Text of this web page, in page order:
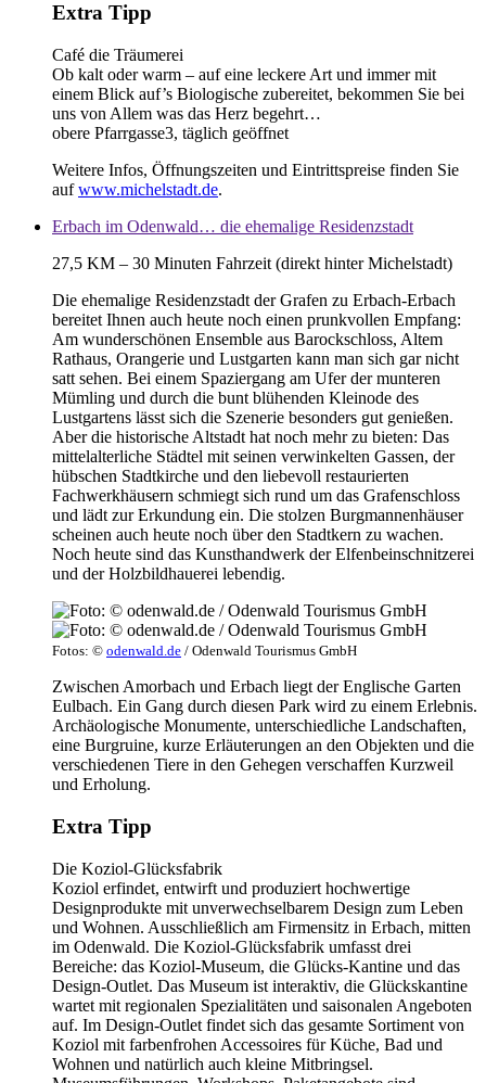
Extra Tipp
Café die Träumerei
Ob kalt oder warm – auf eine leckere Art und immer mit
einem Blick auf’s Biologische zubereitet, bekommen Sie bei
uns von Allem was das Herz begehrt…
obere Pfarrgasse3, täglich geöffnet
Weitere Infos, Öffnungszeiten und Eintrittspreise finden Sie
aufwww.michelstadt.de.
Erbach im Odenwald… die ehemalige Residenzstadt
27,5 KM – 30 Minuten Fahrzeit (direkt hinter Michelstadt)
Die ehemalige Residenzstadt der Grafen zu Erbach-Erbach
bereitet Ihnen auch heute noch einen prunkvollen Empfang:
Am wunderschönen Ensemble aus Barockschloss, Altem
Rathaus, Orangerie und Lustgarten kann man sich gar nicht
satt sehen. Bei einem Spaziergang am Ufer der munteren
Mümling und durch die bunt blühenden Kleinode des
Lustgartens lässt sich die Szenerie besonders gut genießen.
Aber die historische Altstadt hat noch mehr zu bieten: Das
mittelalterliche Städtel mit seinen verwinkelten Gassen, der
hübschen Stadtkirche und den liebevoll restaurierten
Fachwerkhäusern schmiegt sich rund um das Grafenschloss
und lädt zur Erkundung ein. Die stolzen Burgmannenhäuser
scheinen auch heute noch über den Stadtkern zu wachen.
Noch heute sind das Kunsthandwerk der Elfenbeinschnitzerei
und der Holzbildhauerei lebendig.
Fotos: © odenwald.de / Odenwald Tourismus GmbH
Zwischen Amorbach und Erbach liegt der Englische Garten
Eulbach. Ein Gang durch diesen Park wird zu einem Erlebnis.
Archäologische Monumente, unterschiedliche Landschaften,
eine Burgruine, kurze Erläuterungen an den Objekten und die
verschiedenen Tiere in den Gehegen verschaffen Kurzweil
und Erholung.
Extra Tipp
Die Koziol-Glücksfabrik
Koziol erfindet, entwirft und produziert hochwertige
Designprodukte mit unverwechselbarem Design zum Leben
und Wohnen. Ausschließlich am Firmensitz in Erbach, mitten
im Odenwald. Die Koziol-Glücksfabrik umfasst drei
Bereiche: das Koziol-Museum, die Glücks-Kantine und das
Design-Outlet. Das Museum ist interaktiv, die Glückskantine
wartet mit regionalen Spezialitäten und saisonalen Angeboten
auf. Im Design-Outlet findet sich das gesamte Sortiment von
Koziol mit farbenfrohen Accessoires für Küche, Bad und
Wohnen und natürlich auch kleine Mitbringsel.